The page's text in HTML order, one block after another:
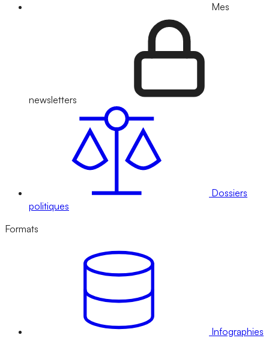
Mes
newsletters
Dossiers
politiques
Formats
Infographies